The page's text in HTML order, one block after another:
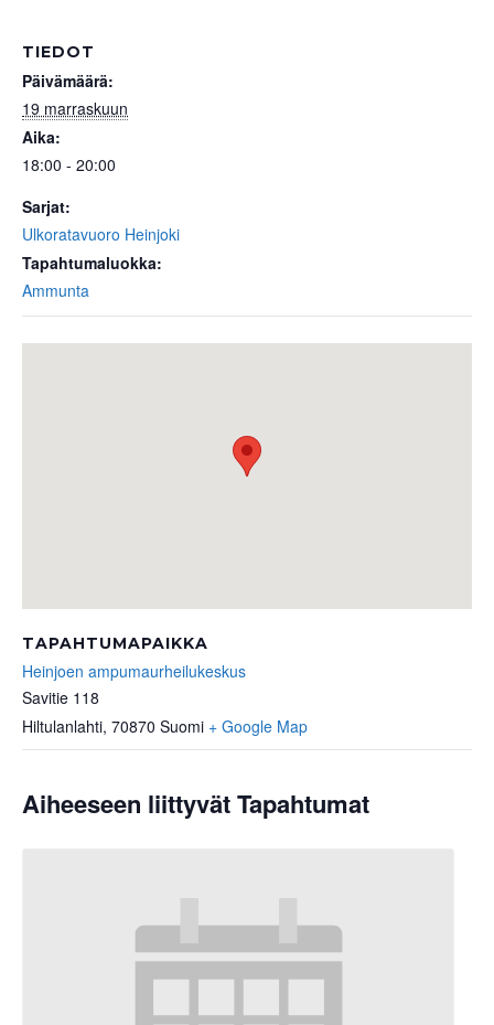
TIEDOT
Päivämäärä:
19 marraskuun
Aika:
18:00 - 20:00
Sarjat:
Ulkoratavuoro Heinjoki
Tapahtumaluokka:
Ammunta
TAPAHTUMAPAIKKA
Heinjoen ampumaurheilukeskus
Savitie 118
Hiltulanlahti, 70870 Suomi + Google Map
Aiheeseen liittyvät Tapahtumat